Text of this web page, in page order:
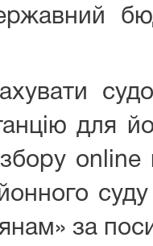
для
online
суду
за